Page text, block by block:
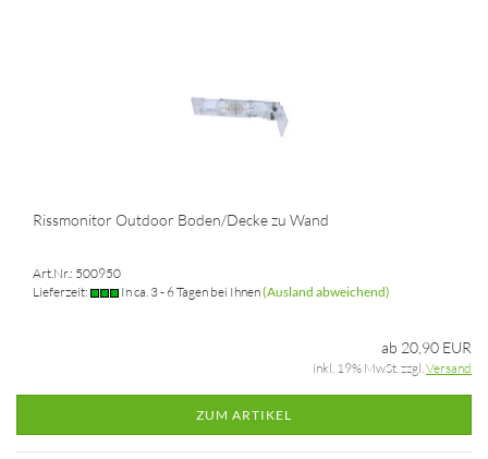
Rissmonitor Outdoor Boden/Decke zu Wand
Art.Nr.: 500950
Lieferzeit:
In ca. 3 - 6 Tagen bei Ihnen(Ausland abweichend)
ab 20,90 EUR
inkl. 19% MwSt. zzgl.Versand
ZUM ARTIKEL